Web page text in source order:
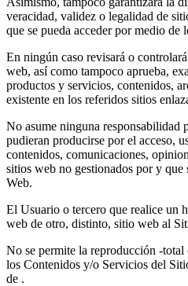
veracidad, validez o legalidad de
que se pueda acceder por medio de
En ningún caso revisará o
web, así como tampoco aprueba,
productos y servicios, contenidos,
existente en los referidos sitios
No asume ninguna responsabilidad
pudieran producirse por el acceso,
contenidos, comunicaciones,
sitios web no gestionados por y que
Web.
El Usuario o tercero que realice un
web de otro, distinto, sitio web al
No se permite la reproducción -
los Contenidos y/o Servicios del
de .